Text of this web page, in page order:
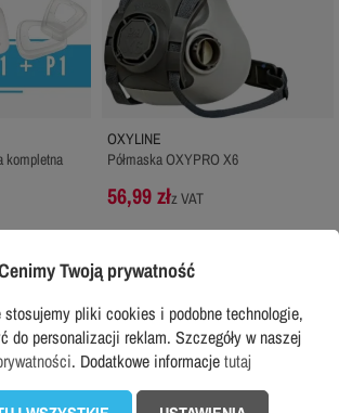
kompletna
OXYLINE
Półmaska OXYPRO X6
56,99 złz VAT
w tej kategorii...
Twoją prywatność
stosujemy pliki cookies i podobne technologie,
do personalizacji reklam. Szczegóły w naszej
. Dodatkowe informacjetutaj